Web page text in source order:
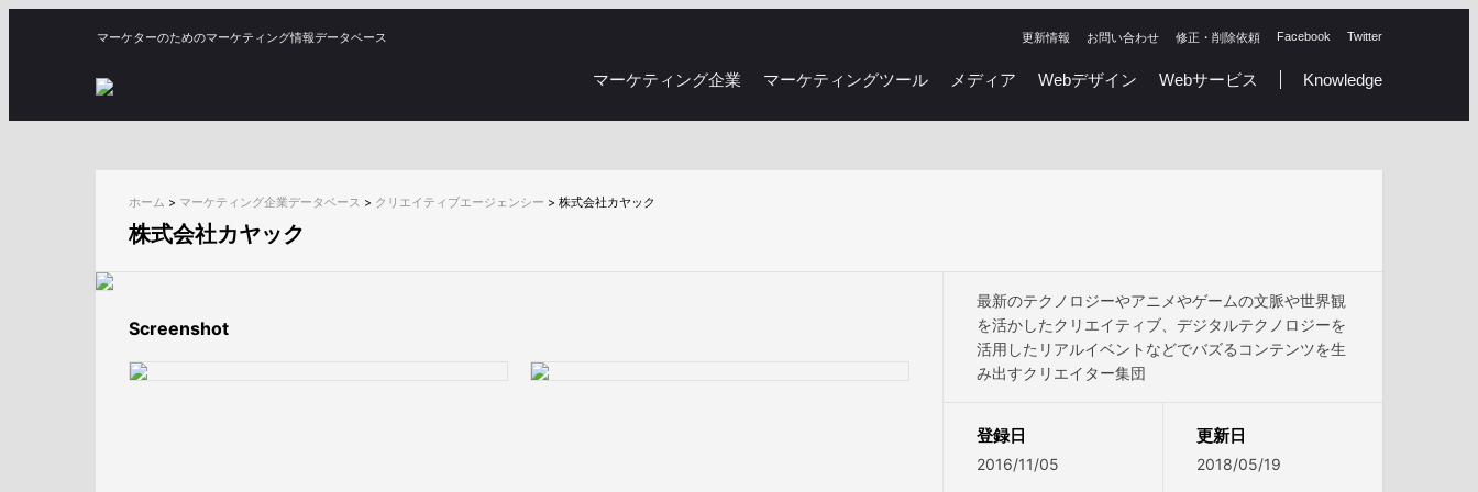
マーケターのためのマーケティング情報データベース Twitter
Facebook
修正・削除依頼
お問い合わせ
更新情報
Knowledge
Webサービス
Webデザイン
メディア
マーケティングツール
マーケティング企業
ホーム > マーケティング企業データベース > クリエイティブエージェンシー > 株式会社カヤック
株式会社カヤック
Screenshot
最新のテクノロジーやアニメやゲームの文脈や世界観
を活かしたクリエイティブ、デジタルテクノロジーを
活用したリアルイベントなどでバズるコンテンツを生
み出すクリエイター集団
登録日
2016/11/05
更新日
2018/05/19